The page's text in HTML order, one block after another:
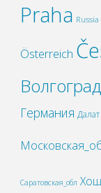
Praha Russia
Österreich
Германия Далат
Саратовская_обл